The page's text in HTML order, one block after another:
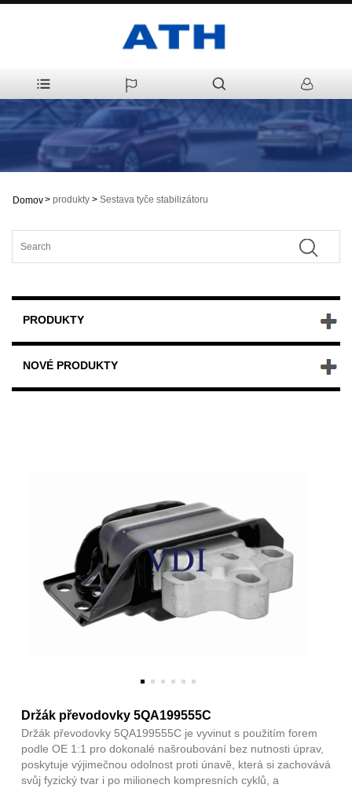
Domov> produkty > Sestava tyče stabilizátoru
PRODUKTY
NOVÉ PRODUKTY
Držák převodovky 5QA199555C
Držák převodovky 5QA199555C je vyvinut s použitím forem
podle OE 1:1 pro dokonalé našroubování bez nutnosti úprav,
poskytuje výjimečnou odolnost proti únavě, která si zachovává
svůj fyzický tvar i po milionech kompresních cyklů, a